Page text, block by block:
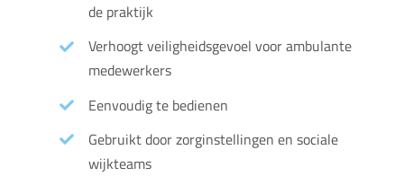
de praktijk
Verhoogt veiligheidsgevoel voor ambulante
medewerkers
Eenvoudig te bedienen
Gebruikt door zorginstellingen en sociale
wijkteams